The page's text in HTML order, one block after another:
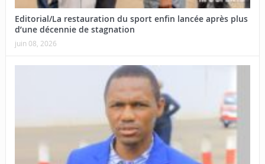
Editorial/La restauration du sport enfin lancée après plus
d’une décennie de stagnation
juin 08, 2026